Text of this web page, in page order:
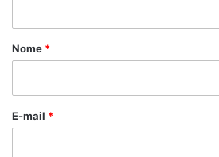
r
*
Nome *
E-mail *